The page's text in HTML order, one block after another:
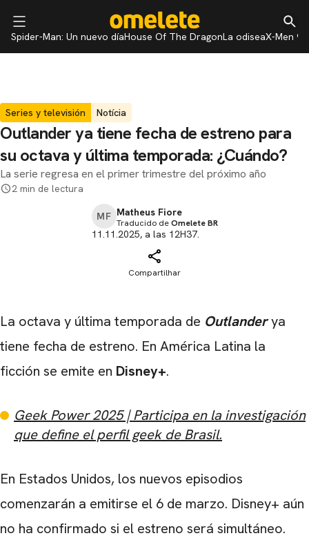
Spider-Man: Un nuevo díaHouse Of The DragonLa odiseaX-Men 97
Series y televisión Notícia
Outlander ya tiene fecha de estreno para
su octava y última temporada: ¿Cuándo?
La serie regresa en el primer trimestre del próximo año
2 min de lectura
MF Matheus Fiore
Traducido deOmelete BR
11.11.2025, a las 12H37.
Compartilhar
La octava y última temporada de Outlanderya
tiene fecha de estreno. En América Latina la
ficción se emite en Disney+.
Geek Power 2025 | Participa en la investigación
que define el perfil geek de Brasil.
En Estados Unidos, los nuevos episodios
comenzarán a emitirse el 6 de marzo. Disney+ aún
no ha confirmado si el estreno será simultáneo.